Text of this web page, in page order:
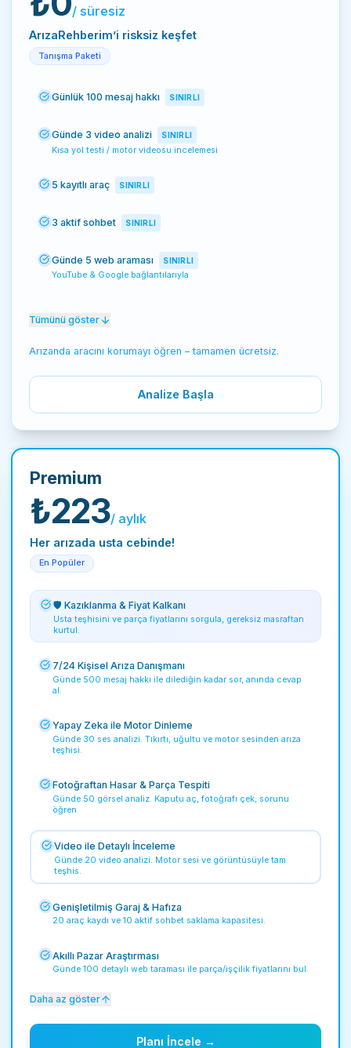
/ süresiz
ArızaRehberim’i risksiz keşfet
Tanışma Paketi
Günlük 100 mesaj hakkı SINIRLI
Günde 3 video analizi SINIRLI
Kısa yol testi / motor videosu incelemesi
5 kayıtlı araç SINIRLI
3 aktif sohbet SINIRLI
Günde 5 web araması SINIRLI
YouTube & Google bağlantılarıyla
Günde 5 ses analizi SINIRLI
Tümünü göster
Arızanda aracını korumayı öğren – tamamen ücretsiz.
Analize Başla
Premium
₺223/ aylık
Her arızada usta cebinde!
En Popüler
🛡️ Kazıklanma & Fiyat Kalkanı
Usta teşhisini ve parça fiyatlarını sorgula, gereksiz masraftan
kurtul.
7/24 Kişisel Arıza Danışmanı
Günde 500 mesaj hakkı ile dilediğin kadar sor, anında cevap
al.
Yapay Zeka ile Motor Dinleme
Günde 30 ses analizi. Tıkırtı, uğultu ve motor sesinden arıza
teşhisi.
Fotoğraftan Hasar & Parça Tespiti
Günde 50 görsel analiz. Kaputu aç, fotoğrafı çek, sorunu
öğren.
Video ile Detaylı İnceleme
Günde 20 video analizi. Motor sesi ve görüntüsüyle tam
teşhis.
Genişletilmiş Garaj & Hafıza
20 araç kaydı ve 10 aktif sohbet saklama kapasitesi.
Akıllı Pazar Araştırması
Günde 100 detaylı web taraması ile parça/işçilik fiyatlarını bul.
Daha az göster
Planı İncele →